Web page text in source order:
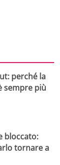
perché la
sempre più
bloccato:
tornare a